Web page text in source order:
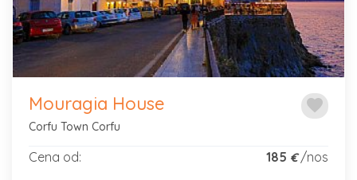
favorite
Mouragia House
Corfu Town Corfu
Cena od: 185 €/nos